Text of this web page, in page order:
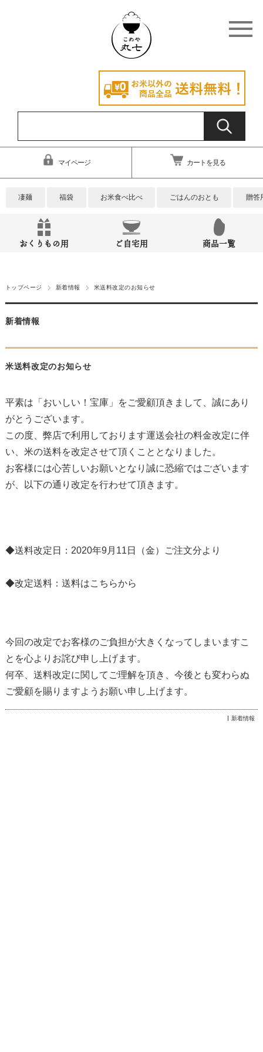
マイページ カートを見る
凄麺 福袋 お米食べ比べ ごはんのおとも 贈答
おくりもの用 ご自宅用 商品一覧
トップページ 新着情報 米送料改定のお知らせ
新着情報
米送料改定のお知らせ
平素は「おいしい！宝庫」をご愛顧頂きまして、誠にあり
がとうございます。
この度、弊店で利用しております運送会社の料金改定に伴
い、米の送料を改定させて頂くこととなりました。
お客様には心苦しいお願いとなり誠に恐縮ではございます
が、以下の通り改定を行わせて頂きます。
◆送料改定日：2020年9月11日（金）ご注文分より
◆改定送料： 送料はこちらから
今回の改定でお客様のご負担が大きくなってしまいますこ
とを心よりお詫び申し上げます。
何卒、送料改定に関してご理解を頂き、今後とも変わらぬ
ご愛顧を賜りますようお願い申し上げます。
新着情報